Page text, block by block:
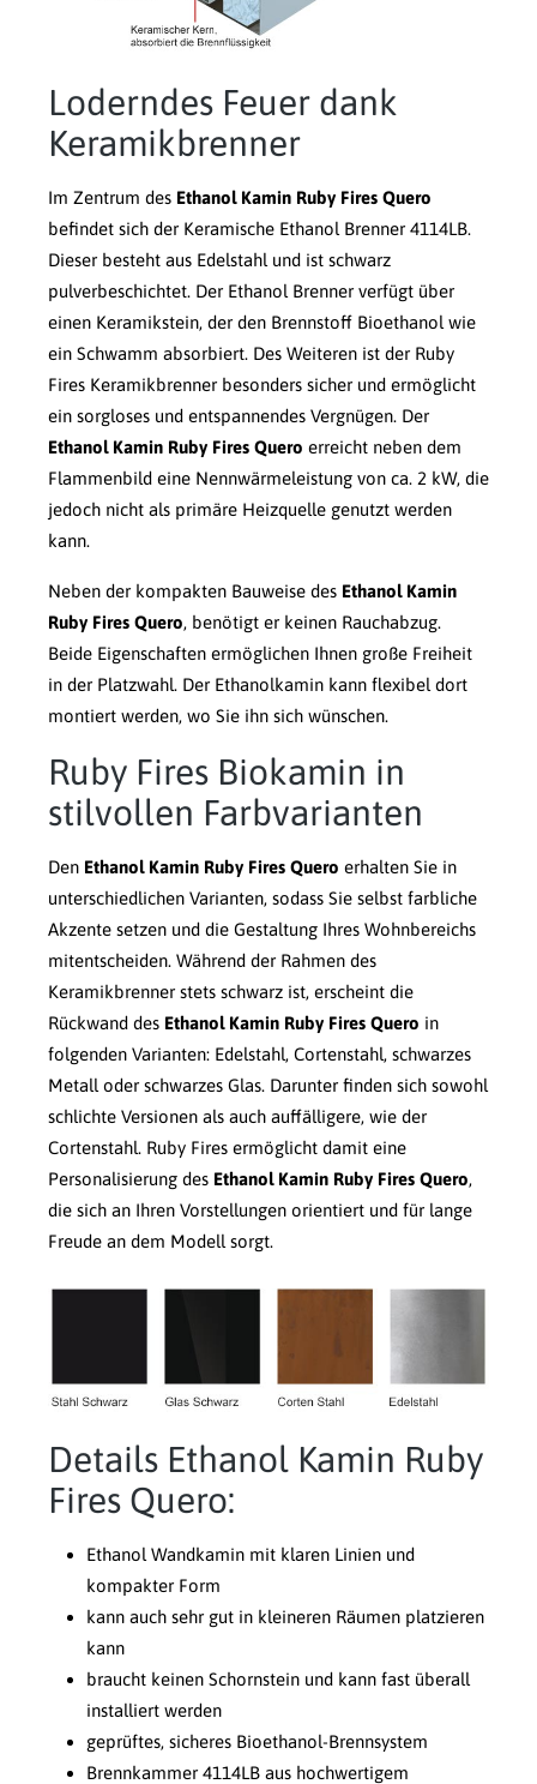
Loderndes Feuer dank
Keramikbrenner
Im Zentrum des Ethanol Kamin Ruby Fires Quero
befindet sich der Keramische Ethanol Brenner 4114LB.
Dieser besteht aus Edelstahl und ist schwarz
pulverbeschichtet. Der Ethanol Brenner verfügt über
einen Keramikstein, der den Brennstoff Bioethanol wie
ein Schwamm absorbiert. Des Weiteren ist der Ruby
Fires Keramikbrenner besonders sicher und ermöglicht
ein sorgloses und entspannendes Vergnügen. Der
Ethanol Kamin Ruby Fires Quero erreicht neben dem
Flammenbild eine Nennwärmeleistung von ca. 2 kW, die
jedoch nicht als primäre Heizquelle genutzt werden
kann.
Neben der kompakten Bauweise des Ethanol Kamin
Ruby Fires Quero, benötigt er keinen Rauchabzug.
Beide Eigenschaften ermöglichen Ihnen große Freiheit
in der Platzwahl. Der Ethanolkamin kann flexibel dort
montiert werden, wo Sie ihn sich wünschen.
Ruby Fires Biokamin in
stilvollen Farbvarianten
Den Ethanol Kamin Ruby Fires Quero erhalten Sie in
unterschiedlichen Varianten, sodass Sie selbst farbliche
Akzente setzen und die Gestaltung Ihres Wohnbereichs
mitentscheiden. Während der Rahmen des
Keramikbrenner stets schwarz ist, erscheint die
Rückwand des Ethanol Kamin Ruby Fires Quero in
folgenden Varianten: Edelstahl, Cortenstahl, schwarzes
Metall oder schwarzes Glas. Darunter finden sich sowohl
schlichte Versionen als auch auffälligere, wie der
Cortenstahl. Ruby Fires ermöglicht damit eine
Personalisierung des Ethanol Kamin Ruby Fires Quero,
die sich an Ihren Vorstellungen orientiert und für lange
Freude an dem Modell sorgt.
Details Ethanol Kamin Ruby
Fires Quero:
Ethanol Wandkamin mit klaren Linien und
kompakter Form
kann auch sehr gut in kleineren Räumen platzieren
kann
braucht keinen Schornstein und kann fast überall
installiert werden
geprüftes, sicheres Bioethanol-Brennsystem
Brennkammer 4114LB aus hochwertigem